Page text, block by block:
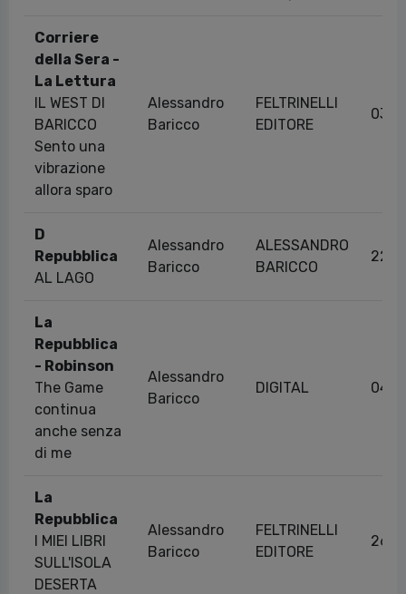
Corriere
della Sera -
La Lettura
IL WEST DI
BARICCO
Sento una
vibrazione
allora sparo
Alessandro
Baricco
FELTRINELLI
EDITORE
03/
D
Repubblica
AL LAGO
Alessandro
Baricco
ALESSANDRO
BARICCO
22/
La
Repubblica
- Robinson
The Game
continua
anche senza
di me
Alessandro
Baricco
DIGITAL 04/
La
Repubblica
I MIEI LIBRI
SULL'ISOLA
DESERTA
Alessandro
Baricco
FELTRINELLI
EDITORE
26/